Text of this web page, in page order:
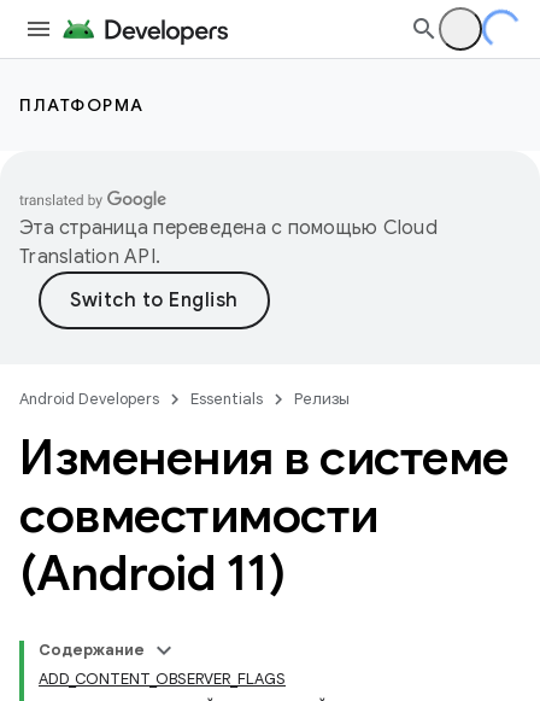
ПЛАТФОРМА
Эта страница переведена с помощью Cloud
Translation API.
Android Developers Essentials Релизы
Изменения в системе
совместимости
(Android 11)
Содержание
ADD_CONTENT_OBSERVER_FLAGS